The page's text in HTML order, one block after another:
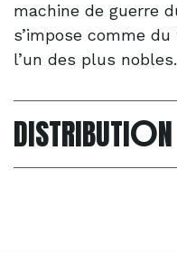
machine de guerre
s’impose comme
l’un des plus nobles.
DISTRIBUTIO